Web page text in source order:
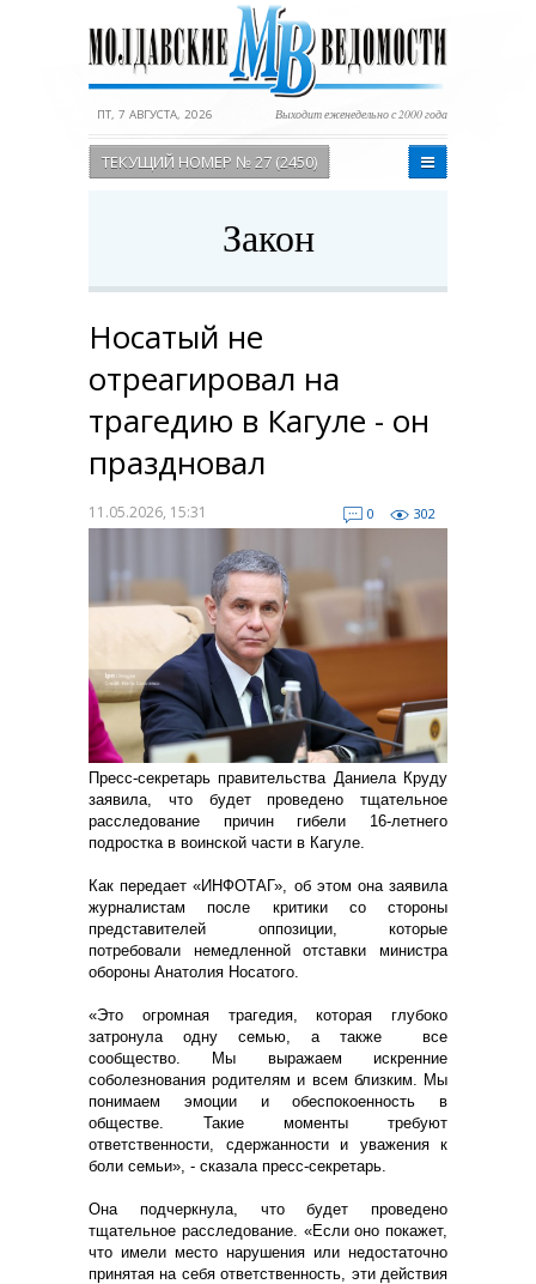
ПТ, 7 АВГУСТА, 2026 Выходит еженедельно с 2000 года
ТЕКУЩИЙ НОМЕР № 27 (2450)
Закон
Носатый не
отреагировал на
трагедию в Кагуле - он
праздновал
11.05.2026, 15:31 0 302
Пресс-секретарь правительства Даниела Круду
заявила, что будет проведено тщательное
расследование причин гибели 16-летнего
подростка в воинской части в Кагуле.
Как передает «ИНФОТАГ», об этом она заявила
журналистам после критики со стороны
представителей оппозиции, которые
потребовали немедленной отставки министра
обороны Анатолия Носатого.
«Это огромная трагедия, которая глубоко
затронула одну семью, а также все
сообщество. Мы выражаем искренние
соболезнования родителям и всем близким. Мы
понимаем эмоции и обеспокоенность в
обществе. Такие моменты требуют
ответственности, сдержанности и уважения к
боли семьи», - сказала пресс-секретарь.
Она подчеркнула, что будет проведено
тщательное расследование. «Если оно покажет,
что имели место нарушения или недостаточно
принятая на себя ответственность, эти действия